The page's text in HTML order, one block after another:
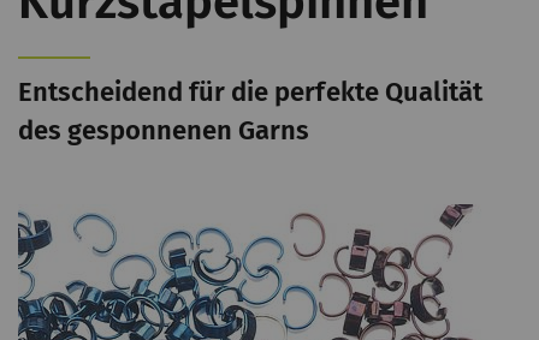
Entscheidend für die perfekte Qualität
des gesponnenen Garns